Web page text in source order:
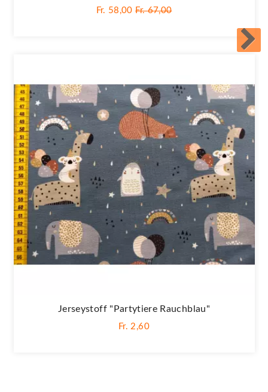
Fr. 58,00 Fr. 67,00
Jerseystoff "Partytiere Rauchblau"
Fr. 2,60